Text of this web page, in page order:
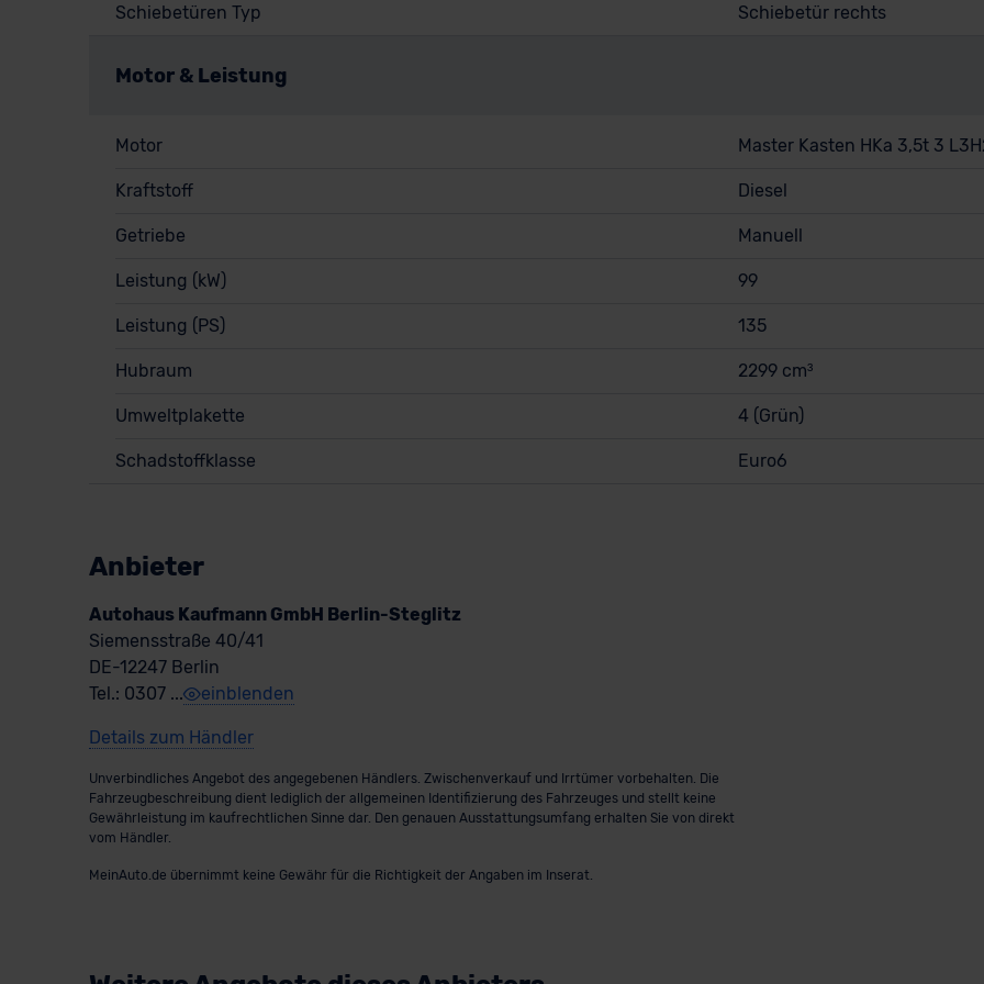
Schiebetüren Typ Schiebetür rechts
Motor & Leistung
Motor Master Kasten HKa 3,5t 3
Kraftstoff Diesel
Getriebe Manuell
Leistung (kW) 99
Leistung (PS) 135
Hubraum 2299 cm³
Umweltplakette 4 (Grün)
Schadstoffklasse Euro6
Anbieter
Autohaus Kaufmann GmbH Berlin-Steglitz
Siemensstraße 40/41
DE-12247 Berlin
Tel.: 0307 ...
einblenden
Details zum Händler
Unverbindliches Angebot des angegebenen Händlers. Zwischenverkauf und Irrtümer vorbehalten. Die
Fahrzeugbeschreibung dient lediglich der allgemeinen Identifizierung des Fahrzeuges und stellt keine
Gewährleistung im kaufrechtlichen Sinne dar. Den genauen Ausstattungsumfang erhalten Sie von direkt
vom Händler.
MeinAuto.de übernimmt keine Gewähr für die Richtigkeit der Angaben im Inserat.